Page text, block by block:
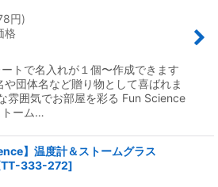
円)
格
トで名入れが１個〜作成できます
や団体名など贈り物として喜ばれま
雰囲気でお部屋を彩る Fun Science
トーム…
】温度計＆ストームグラス
TT-333-272]